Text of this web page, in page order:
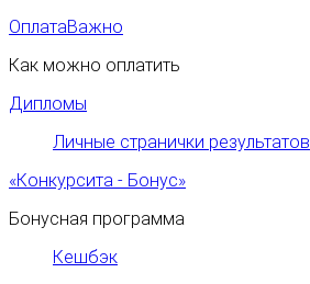
ОплатаВажно
Как можно оплатить
Дипломы
Личные странички результатов
«Конкурсита - Бонус»
Бонусная программа
Кешбэк